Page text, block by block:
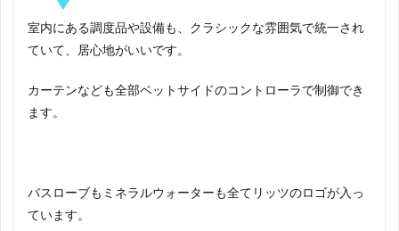
室内にある調度品や設備も、クラシックな雰囲気で統一され
ていて、居心地がいいです。
カーテンなども全部ベットサイドのコントローラで制御でき
ます。
バスローブもミネラルウォーターも全てリッツのロゴが入っ
ています。